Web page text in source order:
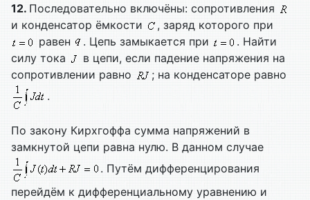
12. Последовательно включёны: сопротивления
и конденсатор ёмкости
, заряд которого при
равен
. Цепь замыкается при
. Найти
силу тока
в цепи, если падение напряжения на
сопротивлении равно
; на конденсаторе равно
.
По закону Кирхгоффа сумма напряжений в
замкнутой цепи равна нулю. В данном случае
. Путём дифференцирования
перейдём к дифференциальному уравнению и